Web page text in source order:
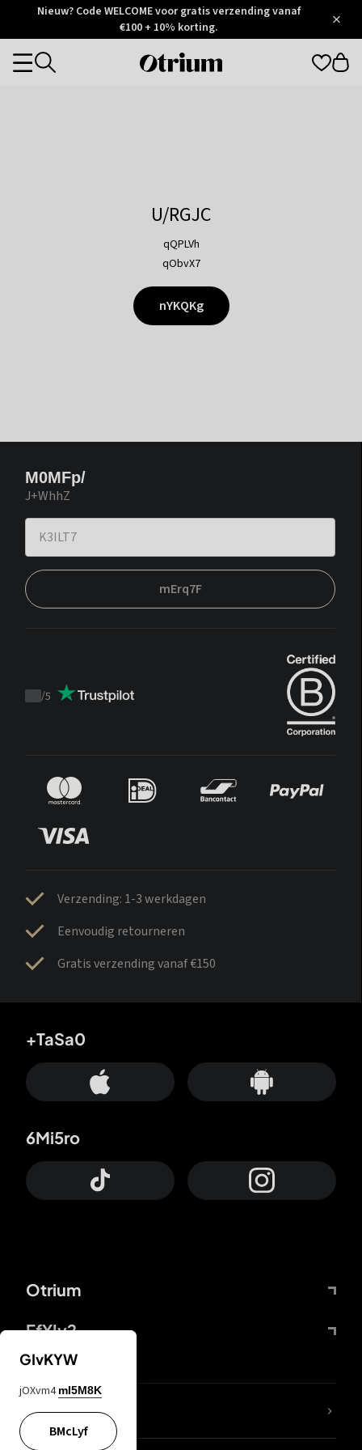
Otrium
Trustpilot
Nieuw? Code WELCOME voor gratis verzending vanaf
€100 + 10% korting.
Otrium
Categories
U/RGJC
qQPLVh
qObvX7
nYKQKg
M0MFp/
J+WhhZ
mErq7F
Trustpilot
/5
Verzending: 1-3 werkdagen
Eenvoudig retourneren
Gratis verzending vanaf €150
Otrium
FfYIy2
+TaSa0
6Mi5ro
ZbBJcb
GIvKYW
jOXvm4 mI5M8K
BMcLyf